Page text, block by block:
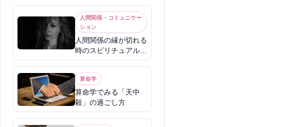
人間関係・コミュニケー
ション
人間関係の縁が切れる
時のスピリチュアル意
味
算命学
算命学でみる「天中
殺」の過ごし方